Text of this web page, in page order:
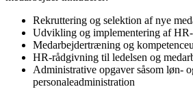
Rekruttering og selektion af nye
Udvikling og implementering af
Medarbejdertræning og
HR-rådgivning til ledelsen og
Administrative opgaver såsom løn-
personaleadministration